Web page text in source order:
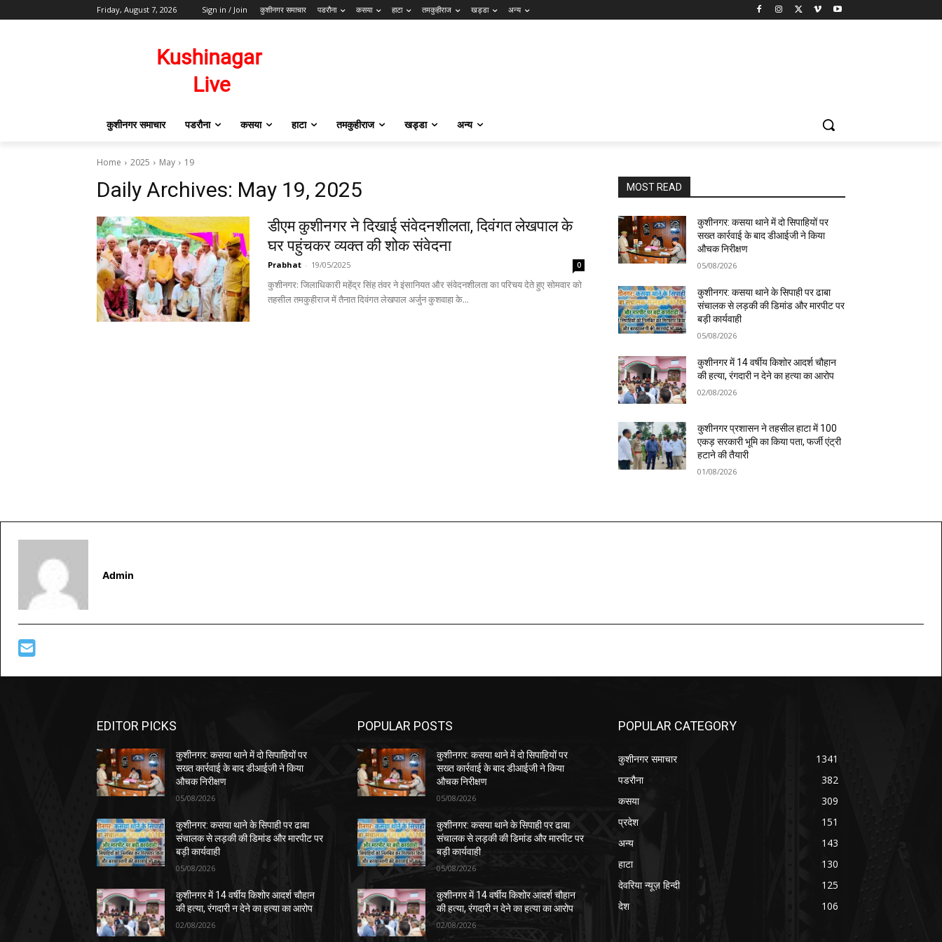
Friday, August 7, 2026 Sign in / Join कुशीनगर समाचार पडरौना कसया हाटा तमकुहीराज खड्डा अन्य
कुशीनगर समाचार पडरौना कसया हाटा तमकुहीराज खड्डा अन्य
Home 2025 May 19
Daily Archives: May 19, 2025
डीएम कुशीनगर ने दिखाई संवेदनशीलता, दिवंगत लेखपाल के
घर पहुंचकर व्यक्त की शोक संवेदना
Prabhat - 19/05/2025 0
कुशीनगर: जिलाधिकारी महेंद्र सिंह तंवर ने इंसानियत और संवेदनशीलता का परिचय देते हुए सोमवार को
तहसील तमकुहीराज में तैनात दिवंगत लेखपाल अर्जुन कुशवाहा के...
MOST READ
कुशीनगर: कसया थाने में दो सिपाहियों पर
सख्त कार्रवाई के बाद डीआईजी ने किया
औचक निरीक्षण
05/08/2026
कुशीनगर: कसया थाने के सिपाही पर ढाबा
संचालक से लड़की की डिमांड और मारपीट पर
बड़ी कार्यवाही
05/08/2026
कुशीनगर में 14 वर्षीय किशोर आदर्श चौहान
की हत्या, रंगदारी न देने का हत्या का आरोप
02/08/2026
कुशीनगर प्रशासन ने तहसील हाटा में 100
एकड़ सरकारी भूमि का किया पता, फर्जी एंट्री
हटाने की तैयारी
01/08/2026
Admin
EDITOR PICKS
कुशीनगर: कसया थाने में दो सिपाहियों पर
सख्त कार्रवाई के बाद डीआईजी ने किया
औचक निरीक्षण
05/08/2026
कुशीनगर: कसया थाने के सिपाही पर ढाबा
संचालक से लड़की की डिमांड और मारपीट पर
बड़ी कार्यवाही
05/08/2026
कुशीनगर में 14 वर्षीय किशोर आदर्श चौहान
की हत्या, रंगदारी न देने का हत्या का आरोप
02/08/2026
POPULAR POSTS
कुशीनगर: कसया थाने में दो सिपाहियों पर
सख्त कार्रवाई के बाद डीआईजी ने किया
औचक निरीक्षण
05/08/2026
कुशीनगर: कसया थाने के सिपाही पर ढाबा
संचालक से लड़की की डिमांड और मारपीट पर
बड़ी कार्यवाही
05/08/2026
कुशीनगर में 14 वर्षीय किशोर आदर्श चौहान
की हत्या, रंगदारी न देने का हत्या का आरोप
02/08/2026
POPULAR CATEGORY
कुशीनगर समाचार
1341
पडरौना
382
कसया
309
प्रदेश
151
अन्य
143
हाटा
130
देवरिया न्यूज़ हिन्दी
125
देश
106